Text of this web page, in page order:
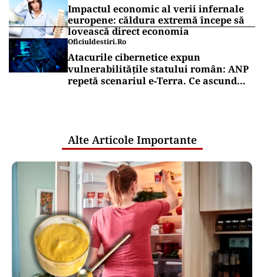
Impactul economic al verii infernale
europene: căldura extremă începe să
lovească direct economia
Oficiuldestiri.ro
Atacurile cibernetice expun
vulnerabilitățile statului român: ANP
repetă scenariul e‑Terra. Ce ascund
Alte Articole Importante